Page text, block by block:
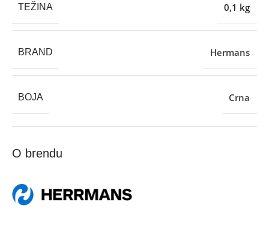
TEŽINA 0,1 kg
BRAND Hermans
BOJA Crna
O brendu